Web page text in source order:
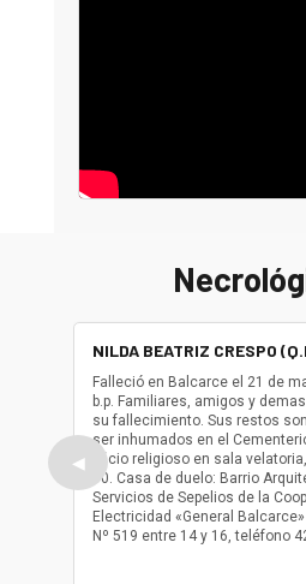
◀
NILDA BEATRIZ CRESPO
Falleció en Balcarce el 21 de
b.p. Familiares, amigos y
su fallecimiento. Sus restos
ser inhumados en el
oficio religioso en sala
10. Casa de duelo: Barrio
Servicios de Sepelios de la
Electricidad «General
Nº 519 entre 14 y 16, teléfono